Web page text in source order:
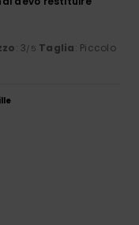
: 3/5 Taglia: Piccolo